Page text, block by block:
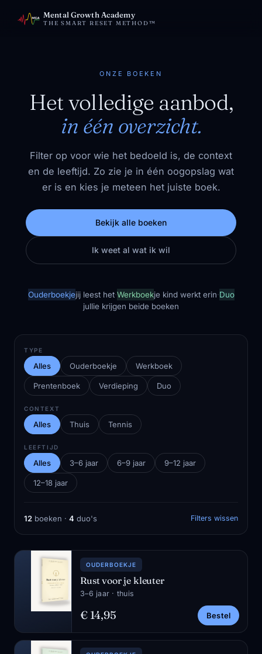
Mental Growth Academy
THE SMART RESET METHOD™
ONZE BOEKEN
Het volledige aanbod,
in één overzicht.
Filter op voor wie het bedoeld is, de context
en de leeftijd. Zo zie je in één oogopslag wat
er is en kies je meteen het juiste boek.
Bekijk alle boeken
Ik weet al wat ik wil
Ouderboekjejij leest het·Werkboekje kind werkt erin·Duo
jullie krijgen beide boeken
TYPE
Alles Ouderboekje Werkboek
Prentenboek Verdieping Duo
CONTEXT
Alles Thuis Tennis
LEEFTIJD
Alles 3–6 jaar 6–9 jaar 9–12 jaar
12–18 jaar
12 boeken · 4 duo's Filters wissen
OUDERBOEKJE
Rust voor je kleuter
3–6 jaar · thuis
€ 14,95 Bestel